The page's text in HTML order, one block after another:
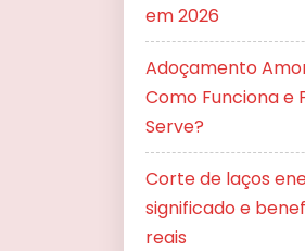
em 2026
Adoçamento
Como Funciona e
Serve?
Corte de laços
significado e
reais